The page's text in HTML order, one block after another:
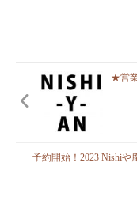
★営
予約開始！2023 Nishiや